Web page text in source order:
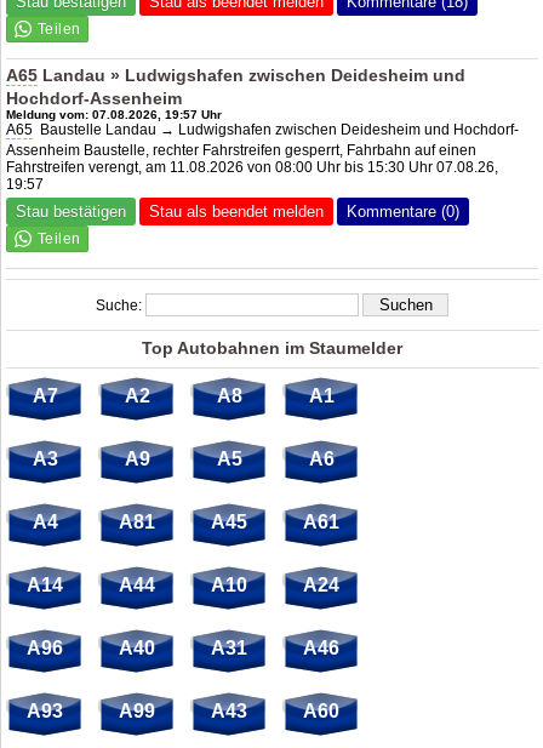
A65 Landau » Ludwigshafen zwischen Deidesheim und
Hochdorf-Assenheim
Meldung vom: 07.08.2026, 19:57 Uhr
A65 Baustelle Landau → Ludwigshafen zwischen Deidesheim und Hochdorf-
Assenheim Baustelle, rechter Fahrstreifen gesperrt, Fahrbahn auf einen
Fahrstreifen verengt, am 11.08.2026 von 08:00 Uhr bis 15:30 Uhr 07.08.26,
19:57
Stau bestätigen Stau als beendet melden Kommentare (0)
Suche:
Top Autobahnen im Staumelder
A7 A2 A8 A1
A3 A9 A5 A6
A4 A81 A45 A61
A14 A44 A10 A24
A96 A40 A31 A46
A93 A99 A43 A60